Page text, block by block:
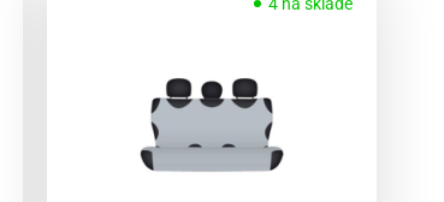
4 na sklade